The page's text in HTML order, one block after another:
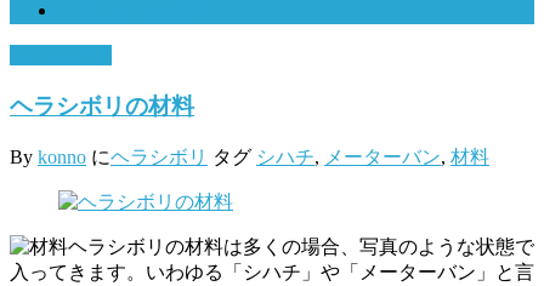
ヘラシボリの材料
By konno にヘラシボリ タグ シハチ, メーターバン, 材料
ヘラシボリの材料は多くの場合、写真のような状態で
入ってきます。いわゆる「シハチ」や「メーターバン」と言